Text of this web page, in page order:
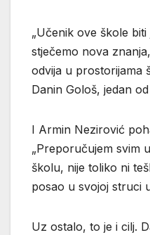
„Učenik ove škole
stječemo nova
odvija u prostorijama
Danin Gološ, jedan
I Armin Nezirović
„Preporučujem svim
školu, nije toliko ni
posao u svojoj struci
Uz ostalo, to je i cilj.